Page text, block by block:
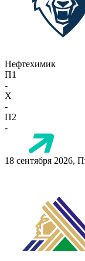
Нефтехимик
П1
-
X
-
П2
-
18 сентября 2026,